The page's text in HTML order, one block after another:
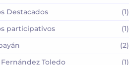
Destacados
(1)
participativos
(1)
(2)
Toledo
(1)